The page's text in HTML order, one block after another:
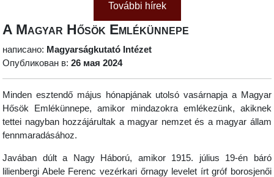
További hírek
A Magyar Hősök Emlékünnepe
написано: Magyarságkutató Intézet
Опубликован в:26 мая 2024
Minden esztendő május hónapjának utolsó vasárnapja a Magyar
Hősök Emlékünnepe, amikor mindazokra emlékezünk, akiknek
tettei nagyban hozzájárultak a magyar nemzet és a magyar állam
fennmaradásához.
Javában dúlt a Nagy Háború, amikor 1915. július 19-én báró
lilienbergi Abele Ferenc vezérkari őrnagy levelet írt gróf borosjenői